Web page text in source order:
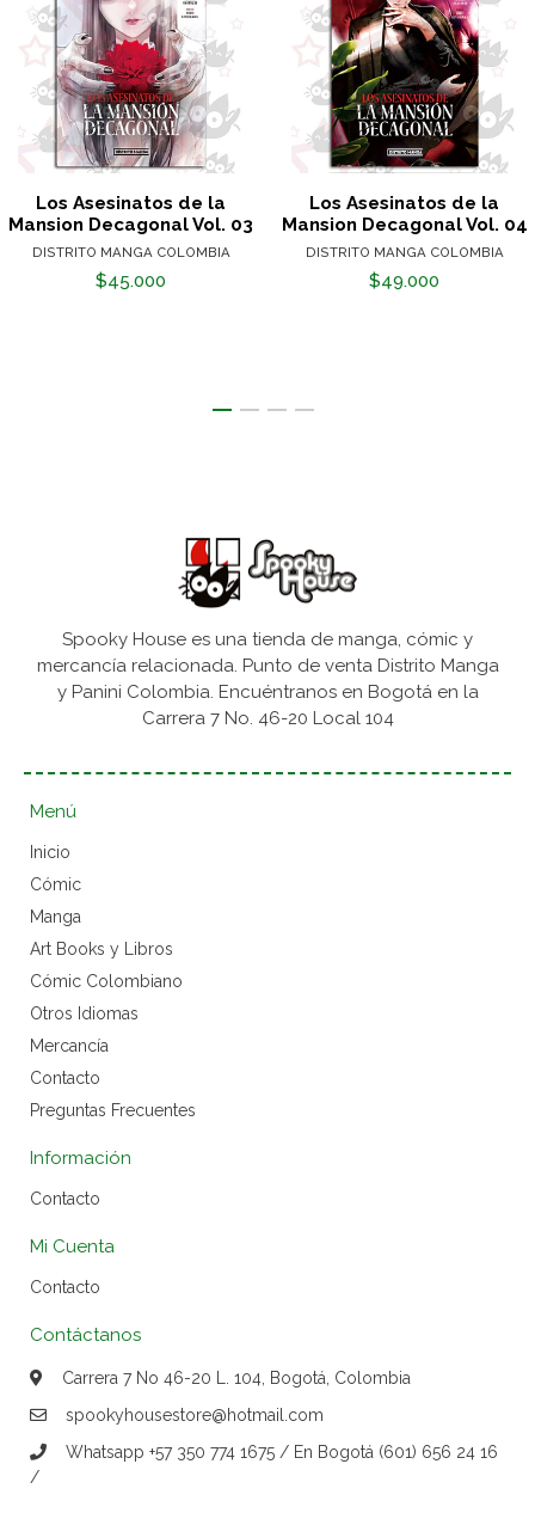
Los Asesinatos de la
Mansion Decagonal Vol. 03
DISTRITO MANGA COLOMBIA
$45.000
Los Asesinatos de la
Mansion Decagonal Vol. 04
DISTRITO MANGA COLOMBIA
$49.000
Spooky House es una tienda de manga, cómic y
mercancía relacionada. Punto de venta Distrito Manga
y Panini Colombia. Encuéntranos en Bogotá en la
Carrera 7 No. 46-20 Local 104
Menú
Inicio
Cómic
Manga
Art Books y Libros
Cómic Colombiano
Otros Idiomas
Mercancía
Contacto
Preguntas Frecuentes
Información
Contacto
Mi Cuenta
Contacto
Contáctanos
Carrera 7 No 46-20 L. 104, Bogotá, Colombia
spookyhousestore@hotmail.com
Whatsapp +57 350 774 1675 / En Bogotá (601) 656 24 16
/